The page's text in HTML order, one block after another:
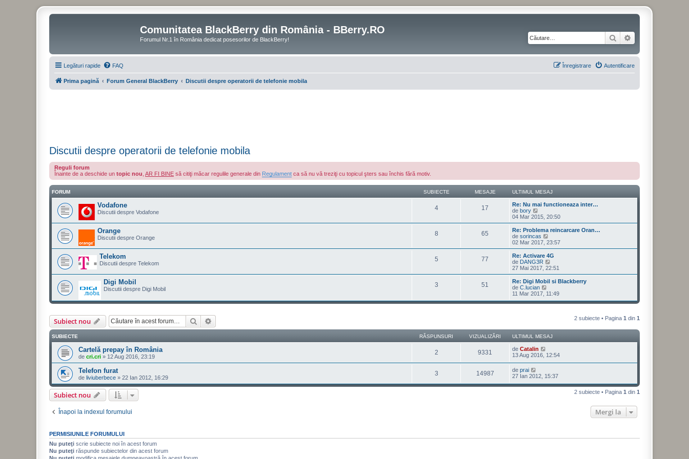
Comunitatea BlackBerry din România - BBerry.RO
Forumul Nr.1 în România dedicat posesorilor de BlackBerry! Căutare
Legături rapide FAQ Autentificare
Înregistrare
Prima pagină Forum General BlackBerry Discutii despre operatorii de telefonie mobila
Discutii despre operatorii de telefonie mobila
Reguli forum
Înainte de a deschide un topic nou AR FI BINE să citiţi măcar regulile generale din Regulament ca să nu vă treziţi cu topicul şters sau închis fără motiv.
FORUM SUBIECTE MESAJE ULTIMUL MESAJ
Vodafone
Discutii despre Vodafone
4 17
Re: Nu mai functioneaza inter…
de bory
e
z
i
u
l
m
u
l
e
s
a
j
04 Mar 2015, 20:50
Orange
Discutii despre Orange
8 65
Re: Problema reincarcare Oran…
de sorincas
e
z
i
u
l
i
m
u
l
m
02 Mar 2017, 23:57
Telekom
Discutii despre Telekom
5 77
Re: Activare 4G
de DANG3R
e
z
i
i
m
e
s
j
27 Mai 2017, 22:51
Digi Mobil
Discutii despre Digi Mobil
3 51
Re: Digi Mobil si Blackberry
de C.lucian
e
i
i
m
u
m
a
j
11 Mar 2017, 11:49
Subiect nou Căutare 2 subiecte • Pagina 1 din 1
SUBIECTE RĂSPUNSURI VIZUALIZĂRI ULTIMUL MESAJ
Cartelă prepay în România
de cri.cri » 12 Aug 2016, 23:19
2 9331 de Catalin
13 Aug 2016, 12:54
Telefon furat
de liviuberbece » 22 Ian 2012, 16:29
3 14987 de prai
27 Ian 2012, 15:37
Subiect nou 2 subiecte • Pagina 1 din 1
Înapoi la indexul forumului Mergi la
PERMISIUNILE FORUMULUI
Nu puteţi scrie subiecte noi în acest forum
Nu puteţi răspunde subiectelor din acest forum
Nu puteţi modifica mesajele dumneavoastră în acest forum